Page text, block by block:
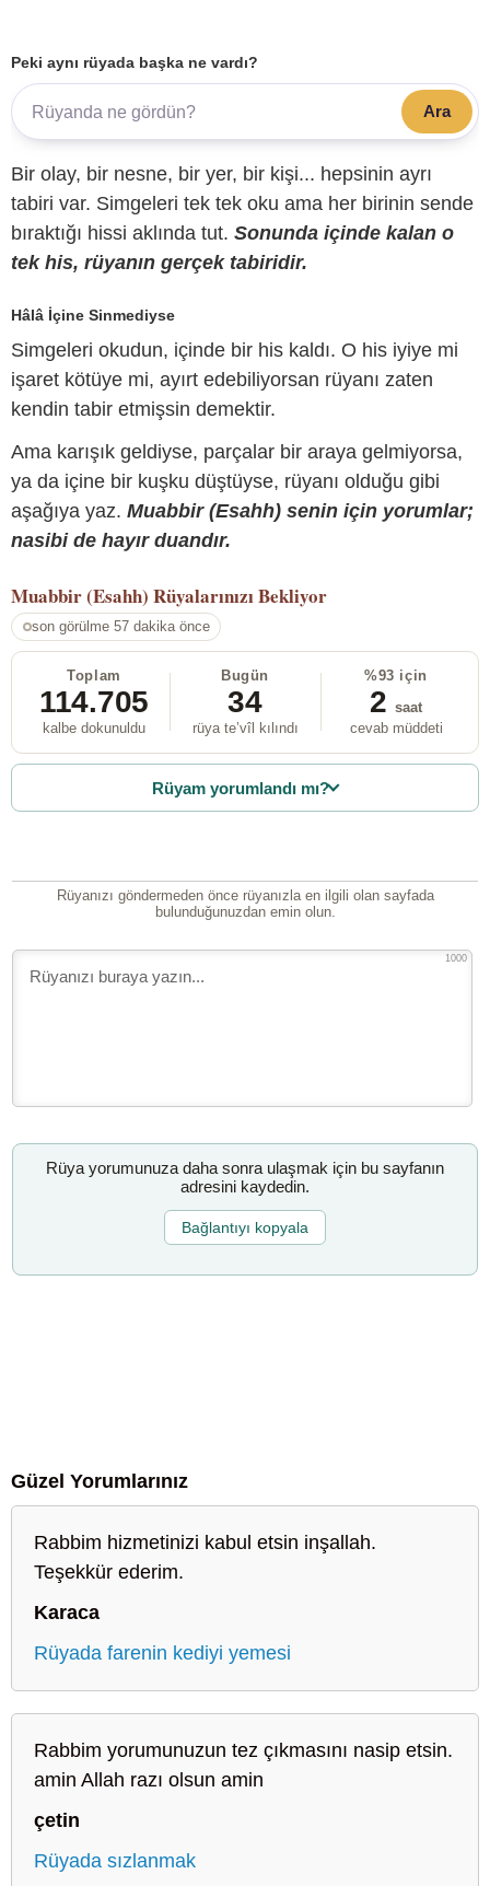
Peki aynı rüyada başka ne vardı?
Ara
Bir olay, bir nesne, bir yer, bir kişi... hepsinin ayrı
tabiri var. Simgeleri tek tek oku ama her birinin sende
bıraktığı hissi aklında tut. Sonunda içinde kalan o
tek his, rüyanın gerçek tabiridir.
Hâlâ İçine Sinmediyse
Simgeleri okudun, içinde bir his kaldı. O his iyiye mi
işaret kötüye mi, ayırt edebiliyorsan rüyanı zaten
kendin tabir etmişsin demektir.
Ama karışık geldiyse, parçalar bir araya gelmiyorsa,
ya da içine bir kuşku düştüyse, rüyanı olduğu gibi
aşağıya yaz. Muabbir (Esahh) senin için yorumlar;
nasibi de hayır duandır.
Muabbir (Esahh) Rüyalarınızı Bekliyor
son görülme 57 dakika önce
Toplam
114.705
kalbe dokunuldu
Bugün
34
rüya te’vîl kılındı
%93 için
2 saat
cevab müddeti
Rüyam yorumlandı mı?
Rüyanızı göndermeden önce rüyanızla en ilgili olan sayfada
bulunduğunuzdan emin olun.
1000
Rüya yorumunuza daha sonra ulaşmak için bu sayfanın
adresini kaydedin.
Bağlantıyı kopyala
Güzel Yorumlarınız
Rabbim hizmetinizi kabul etsin inşallah.
Teşekkür ederim.
Karaca
Rüyada farenin kediyi yemesi
Rabbim yorumunuzun tez çıkmasını nasip etsin.
amin Allah razı olsun amin
çetin
Rüyada sızlanmak